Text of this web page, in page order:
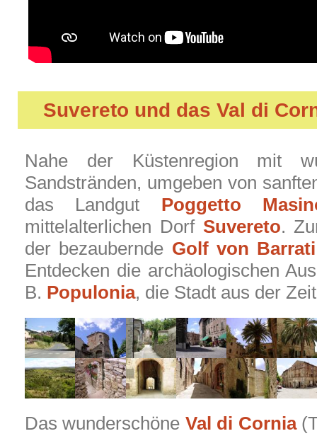
Suvereto und das Val di
Nahe der Küstenregion mit
Sandstränden, umgeben von
das Landgut Poggetto
mittelalterlichen Dorf Suvereto.
der bezaubernde Golf von Barrati
Entdecken die archäologischen
B. Populonia, die Stadt aus der
Das wunderschöne Val di Cornia